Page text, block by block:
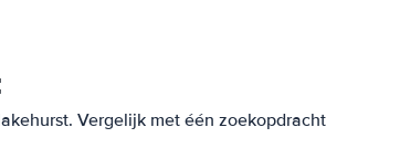
Vergelijk met één zoekopdracht